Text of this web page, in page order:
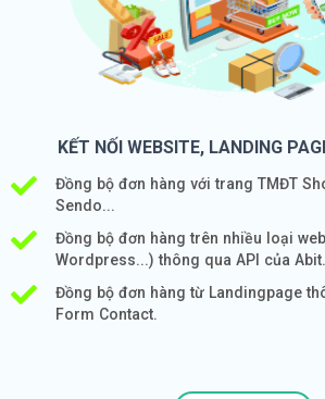
KẾT NỐI WEBSITE, LANDING
Đồng bộ đơn hàng với trang TMĐT
Sendo...
Đồng bộ đơn hàng trên nhiều loại
Wordpress...) thông qua API của Abit.
Đồng bộ đơn hàng từ Landingpage
Form Contact.